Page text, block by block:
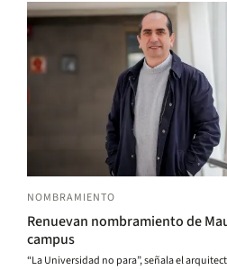
NOMBRAMIENTO
Renuevan nombramiento de
campus
“La Universidad no para”, señala el